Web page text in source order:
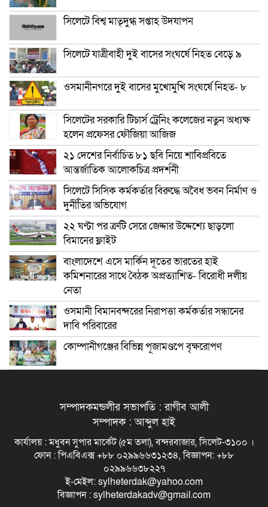
সিলেটে বিশ্ব মাতৃদুগ্ধ সপ্তাহ উদযাপন
সিলেটে যাত্রীবাহী দুই বাসের সংঘর্ষে নিহত বেড়ে ৯
ওসমানীনগরে দুই বাসের মুখোমুখি সংঘর্ষে নিহত- ৮
সিলেটের সরকারি টিচার্স ট্রেনিং কলেজের নতুন অধ্যক্ষ
হলেন প্রফেসর ফৌজিয়া আজিজ
২১ দেশের নির্বাচিত ৮১ ছবি নিয়ে শাবিপ্রবিতে
আন্তর্জাতিক আলোকচিত্র প্রদর্শনী
সিলেটে সিসিক কর্মকর্তার বিরুদ্ধে অবৈধ ভবন নির্মাণ ও
দুর্নীতির অভিযোগ
২২ ঘণ্টা পর ত্রুটি সেরে জেদ্দার উদ্দেশ্যে ছাড়লো
বিমানের ফ্লাইট
বাংলাদেশে এসে মার্কিন দূতের ভারতের হাই
কমিশনারের সাথে বৈঠক অপ্রত্যাশিত- বিরোধী দলীয়
নেতা
ওসমানী বিমানবন্দরের নিরাপত্তা কর্মকর্তার সন্ধানের
দাবি পরিবারের
কোম্পানীগঞ্জের বিভিন্ন পূজামণ্ডপে বৃক্ষরোপণ
সম্পাদকমন্ডলীর সভাপতি : রাগীব আলী
সম্পাদক : আব্দুল হাই
কার্যালয় : মধুবন সুপার মার্কেট (৫ম তলা), বন্দরবাজার, সিলেট-৩১০০ ।
ফোন : পিএবিএক্স +৮৮ ০২৯৯৬৬৩১২৩৪, বিজ্ঞাপন: +৮৮
০২৯৯৬৬৩৮২২৭
ই-মেইল: sylheterdak@yahoo.com
বিজ্ঞাপন : sylheterdakadv@gmail.com